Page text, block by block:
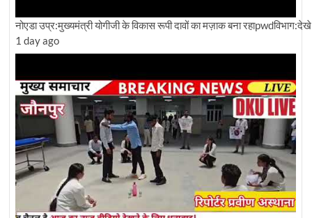
नोएडा उप्र:मुख्यमंत्री योगीजी के विकास रूपी दावों का मज़ाक बना रहाpwdविभाग:देखे
1 day ago